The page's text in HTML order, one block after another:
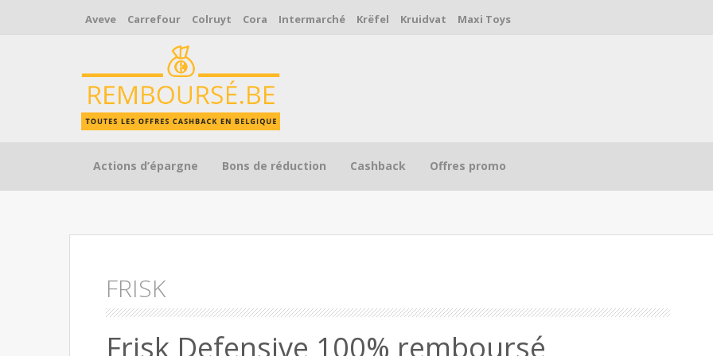
Aveve Carrefour Colruyt Cora Intermarché Krëfel Kruidvat Maxi Toys
Skip to content
Actions d’épargne Bons de réduction Cashback Offres promo
FRISK
Frisk Defensive 100% remboursé